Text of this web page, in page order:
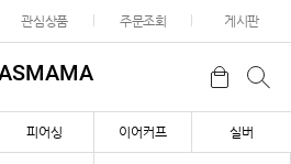
관심상품 주문조회 게시판
피어싱 이어커프 실버